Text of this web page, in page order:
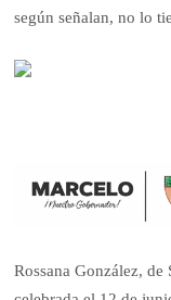
según señalan, no lo
Rossana González,